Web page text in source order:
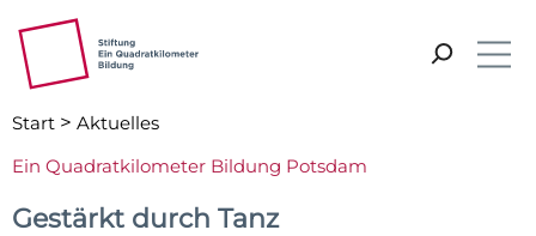
ZUM HAUPTINHALT SPRINGEN
Vorlesen
Start > Aktuelles
Ein Quadratkilometer Bildung Potsdam
Gestärkt durch Tanz